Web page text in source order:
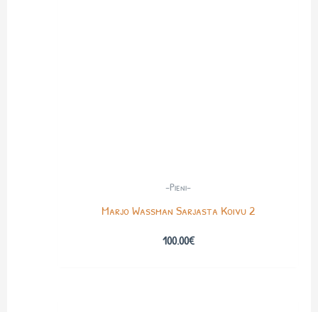
-Pieni-
Marjo Wassman Sarjasta Koivu 2
100.00€